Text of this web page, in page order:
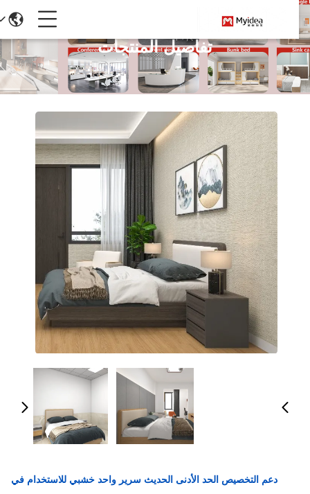
تفاصيل المنتجات
دعم التخصيص الحد الأدنى الحديث سرير واحد خشبي للاستخدام في